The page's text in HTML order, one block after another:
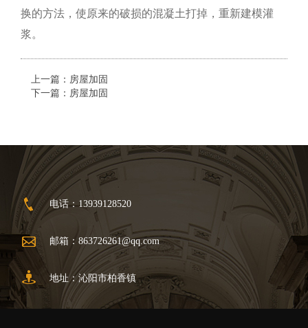
换的方法，使原来的破损的混凝土打掉，重新建模灌
浆。
上一篇： 房屋加固
下一篇： 房屋加固
电话：13939128520
邮箱： 863726261@qq.com
地址：沁阳市柏香镇